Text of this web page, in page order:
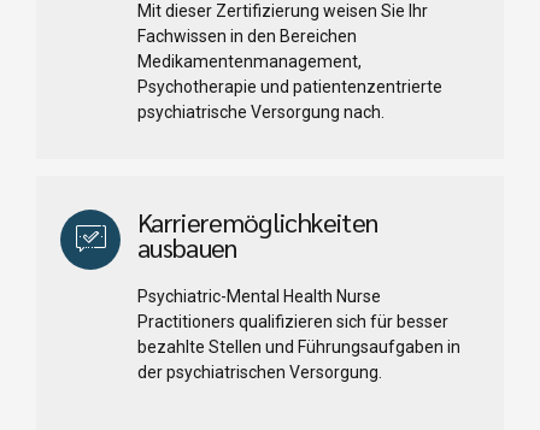
Mit dieser Zertifizierung weisen Sie Ihr
Fachwissen in den Bereichen
Medikamentenmanagement,
Psychotherapie und patientenzentrierte
psychiatrische Versorgung nach.
Karrieremöglichkeiten
ausbauen
Psychiatric-Mental Health Nurse
Practitioners qualifizieren sich für besser
bezahlte Stellen und Führungsaufgaben in
der psychiatrischen Versorgung.